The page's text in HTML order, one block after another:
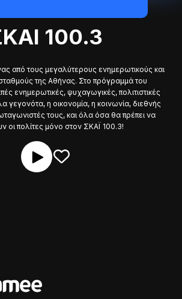
100.3
από τους μεγαλύτερους ενημερωτικούς και
της Αθήνας. Στο πρόγραμμά του
ενημερωτικές, ψυχαγωγικές, πολιτιστικές
γεγονότα, η οικονομία, η κοινωνία, διεθνής
τους, και όλα όσα θα πρέπει να
οι πολίτες μόνο στον ΣΚΑΪ 100.3!